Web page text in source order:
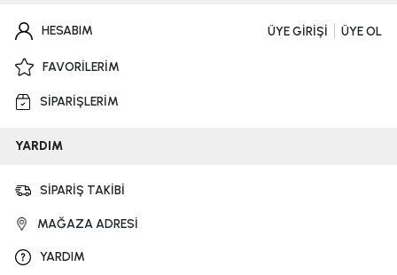
HESABIM ÜYE GİRİŞİ ÜYE OL
FAVORİLERİM
SİPARİŞLERİM
YARDIM
SİPARİŞ TAKİBİ
MAĞAZA ADRESİ
YARDIM